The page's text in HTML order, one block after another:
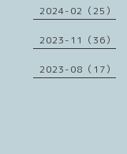
2024-02（25）
2023-11（36）
2023-08（17）